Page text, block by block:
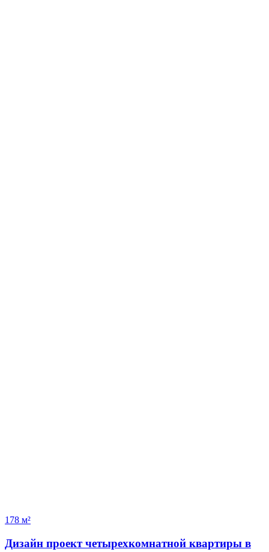
178 м²
Дизайн проект четырехкомнатной квартиры в